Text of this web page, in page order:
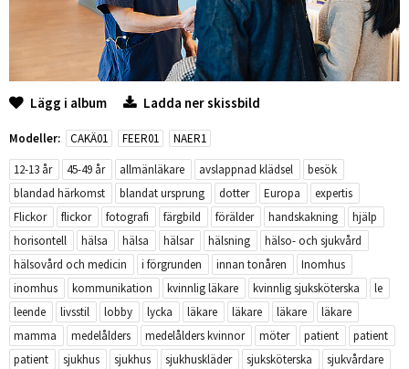
Lägg i album Ladda ner skissbild
Modeller: CAKÄ01 FEER01
NAER1
12-13 år
45-49 år allmänläkare avslappnad klädsel
besök
blandad härkomst
blandat ursprung dotter Europa
expertis
Flickor
flickor fotografi färgbild förälder handskakning
hjälp
horisontell
hälsa hälsa hälsar hälsning
hälso- och sjukvård
hälsovård och medicin
i förgrunden innan tonåren
Inomhus
inomhus
kommunikation kvinnlig läkare kvinnlig sjuksköterska
le
leende
livsstil lobby lycka läkare läkare läkare
läkare
mamma
medelålders medelålders kvinnor möter patient
patient
patient
sjukhus sjukhus sjukhuskläder sjuksköterska
sjukvårdare